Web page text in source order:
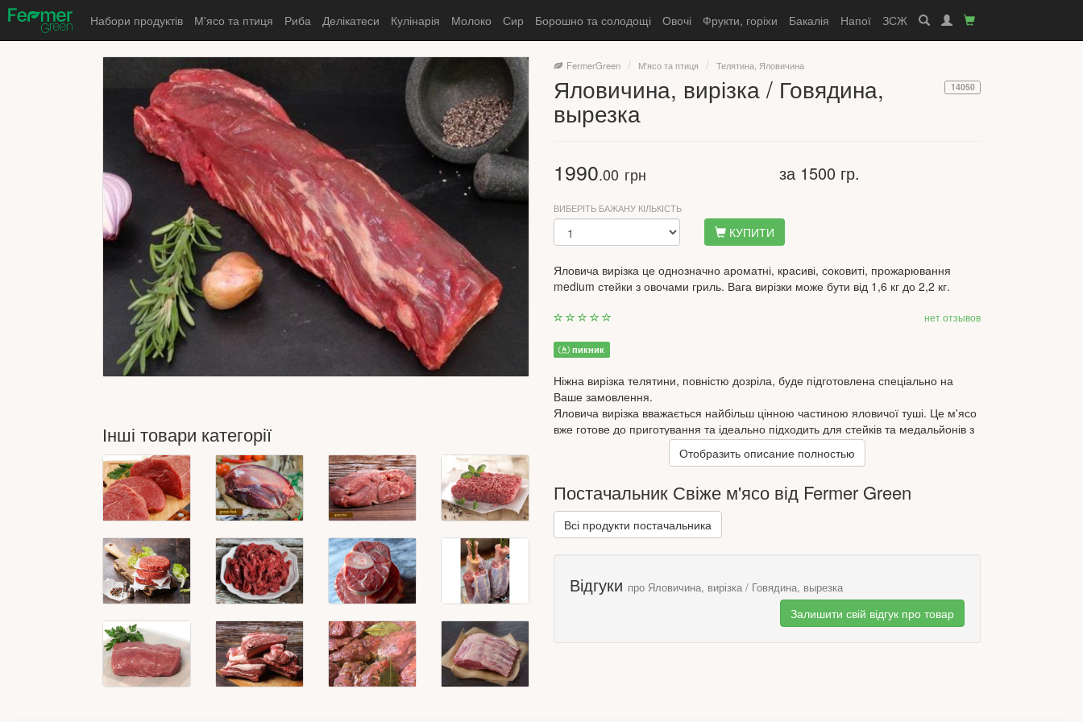
Набори продуктів М'ясо та птиця Риба Делікатеси Кулінарія Молоко Сир Борошно та солодощі Овочі Фрукти, горіхи Бакалія Напої ЗСЖ
Інші товари категорії
FermerGreen М'ясо та птиця Телятина, Яловичина
14050
Яловичина, вирізка / Говядина,
вырезка
1990.00 грн за 1500 гр.
ВИБЕРІТЬ БАЖАНУ КІЛЬКІСТЬ
КУПИТИ
Яловича вирізка це однозначно ароматні, красиві, соковиті, прожарювання
medium стейки з овочами гриль. Вага вирізки може бути від 1,6 кг до 2,2 кг.
нет отзывов
пикник
Ніжна вирізка телятини, повністю дозріла, буде підготовлена спеціально на
Ваше замовлення.
Яловича вирізка вважається найбільш цінною частиною яловичої туші. Це м'ясо
вже готове до приготування та ідеально підходить для стейків та медальйонів з
різноманітними соусами. Готують їх з різним ступенем прожарювання – від
м'ясо з кров'ю до повної готовності. Крім того, з яловичої вирізки готують
роблять відбивні, ростбіфи, біфштекси та ін.
Цікаво знати, що вирізка знаходиться в районі нирок поруч із хребтом і
протягом життя тварини практично не несе жодних навантажень. У зв'язку з цим
Отобразить описание полностью
Постачальник Свіже м'ясо від Fermer Green‎
Всі продукти постачальника
Відгуки про Яловичина, вирізка / Говядина, вырезка
Залишити свій відгук про товар